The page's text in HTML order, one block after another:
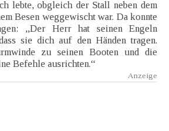
lebte, obgleich der Stall neben dem
Besen weggewischt war. Da konnte
„Der Herr hat seinen Engeln
sie dich auf den Händen tragen.
zu seinen Booten und die
Befehle ausrichten.“